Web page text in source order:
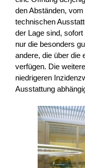
den Abständen,
technischen
der Lage sind,
nur die besonders
andere, die über die
verfügen. Die
niedrigeren
Ausstattung